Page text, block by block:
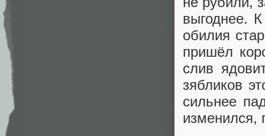
выгоднее.
обилия
пришёл
слив
зябликов
сильнее
изменился,